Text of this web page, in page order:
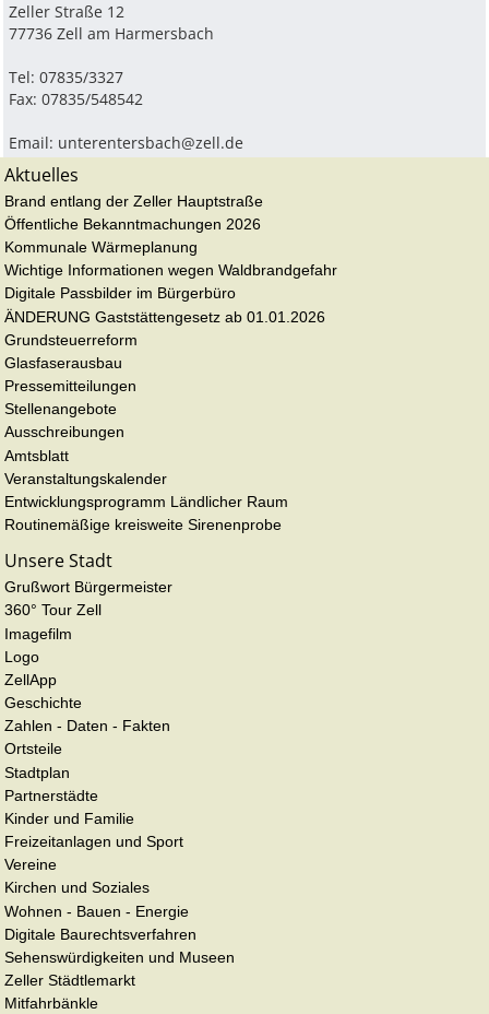
Zeller Straße 12
77736 Zell am Harmersbach
Tel: 07835/3327
Fax: 07835/548542
Email: unterentersbach@zell.de
Aktuelles
Brand entlang der Zeller Hauptstraße
Öffentliche Bekanntmachungen 2026
Kommunale Wärmeplanung
Wichtige Informationen wegen Waldbrandgefahr
Digitale Passbilder im Bürgerbüro
ÄNDERUNG Gaststättengesetz ab 01.01.2026
Grundsteuerreform
Glasfaserausbau
Pressemitteilungen
Stellenangebote
Ausschreibungen
Amtsblatt
Veranstaltungskalender
Entwicklungsprogramm Ländlicher Raum
Routinemäßige kreisweite Sirenenprobe
Unsere Stadt
Grußwort Bürgermeister
360° Tour Zell
Imagefilm
Logo
ZellApp
Geschichte
Zahlen - Daten - Fakten
Ortsteile
Stadtplan
Partnerstädte
Kinder und Familie
Freizeitanlagen und Sport
Vereine
Kirchen und Soziales
Wohnen - Bauen - Energie
Digitale Baurechtsverfahren
Sehenswürdigkeiten und Museen
Zeller Städtlemarkt
Mitfahrbänkle